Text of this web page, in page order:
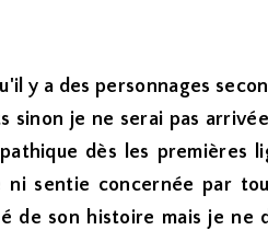
y a des personnages
sinon je ne serai pas
dès les premières
sentie concernée par
de son histoire mais je ne